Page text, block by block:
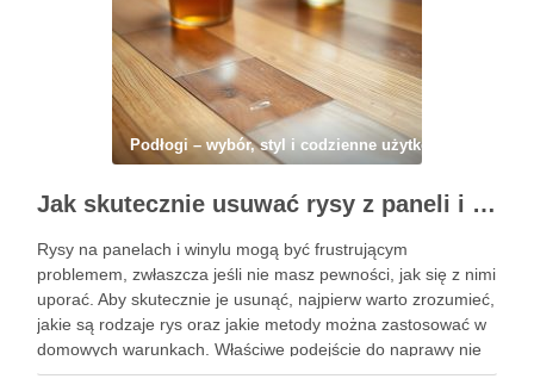
Podłogi – wybór, styl i codzienne użytkowanie
Jak skutecznie usuwać rysy z paneli i winylu domowymi sposobami – praktyczne wskazówki i najczęstsze pułapki
Rysy na panelach i winylu mogą być frustrującym
problemem, zwłaszcza jeśli nie masz pewności, jak się z nimi
uporać. Aby skutecznie je usunąć, najpierw warto zrozumieć,
jakie są rodzaje rys oraz jakie metody można zastosować w
domowych warunkach. Właściwe podejście do naprawy nie
tylko zaoszczędzi czas i pieniądze, ale również …